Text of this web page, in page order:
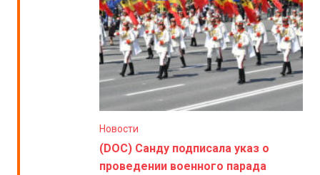
Новости
(DOC) Санду подписала указ о
проведении военного парада